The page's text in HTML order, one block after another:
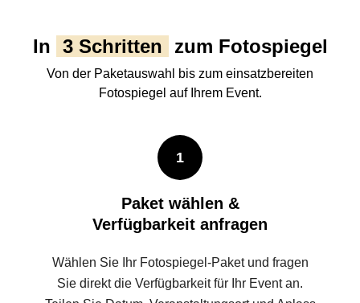
In 3 Schritten zum Fotospiegel
Von der Paketauswahl bis zum einsatzbereiten
Fotospiegel auf Ihrem Event.
1
Paket wählen &
Verfügbarkeit anfragen
Wählen Sie Ihr Fotospiegel-Paket und fragen
Sie direkt die Verfügbarkeit für Ihr Event an.